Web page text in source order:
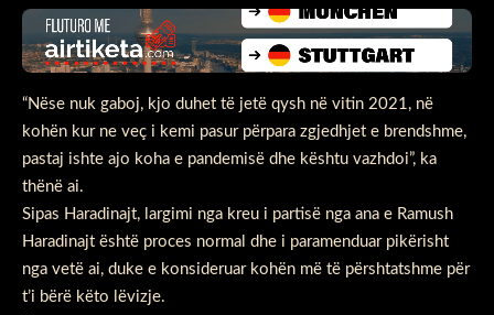
“Nëse nuk gaboj, kjo duhet të jetë qysh në vitin 2021, në
kohën kur ne veç i kemi pasur përpara zgjedhjet e brendshme,
pastaj ishte ajo koha e pandemisë dhe kështu vazhdoi”, ka
thënë ai.
Sipas Haradinajt, largimi nga kreu i partisë nga ana e Ramush
Haradinajt është proces normal dhe i paramenduar pikërisht
nga vetë ai, duke e konsideruar kohën më të përshtatshme për
t’i bërë këto lëvizje.